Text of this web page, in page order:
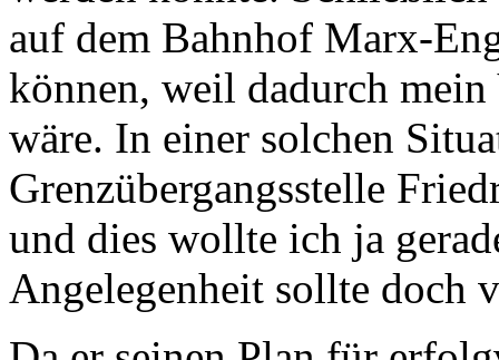
auf dem Bahnhof Marx-
können, weil dadurch
wäre. In einer solchen
Grenzübergangsstelle
und dies wollte ich ja
Angelegenheit sollte doch